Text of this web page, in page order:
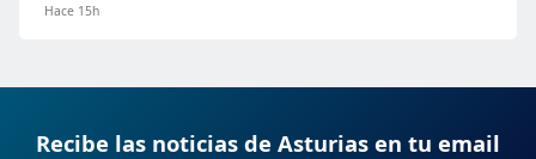
Hace 15h
Recibe las noticias de Asturias en tu email